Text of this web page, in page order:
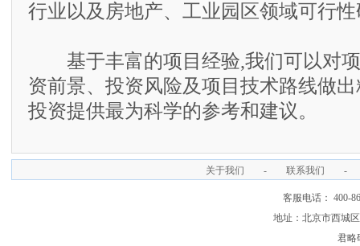
行业以及房地产、工业园区领域可行
基于丰富的项目经验,我们可以对项
资前景、投资风险及项目技术路线做
投资提供最为科学的参考和建议。
关于我们 - 联系我们 -
客服电话： 400-
地址：北京市西城
君略